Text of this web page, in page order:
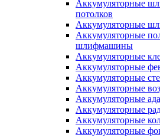
Аккумуляторные
потолков
Аккумуляторные
Аккумуляторные
шлифмашины
Аккумуляторные
Аккумуляторные
Аккумуляторные
Аккумуляторные
Аккумуляторные
Аккумуляторные
Аккумуляторные
Аккумуляторные